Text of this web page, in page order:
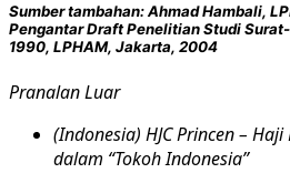
Sumber tambahan: Ahmad Hambali,
Pengantar Draft Penelitian Studi
1990, LPHAM, Jakarta, 2004
Pranalan Luar
(Indonesia) HJC Princen –
dalam “Tokoh Indonesia”